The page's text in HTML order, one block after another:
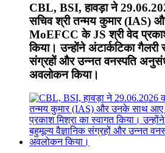
CBL, BSI, हावड़ा ने
सचिव श्री तन्मय कुमार (IAS)
MoEFCC के JS श्री वेद
किया। उन्होंने अंटार्कटिका गैलरी
संग्रहों और उन्नत वनस्पति
अवलोकन किया।